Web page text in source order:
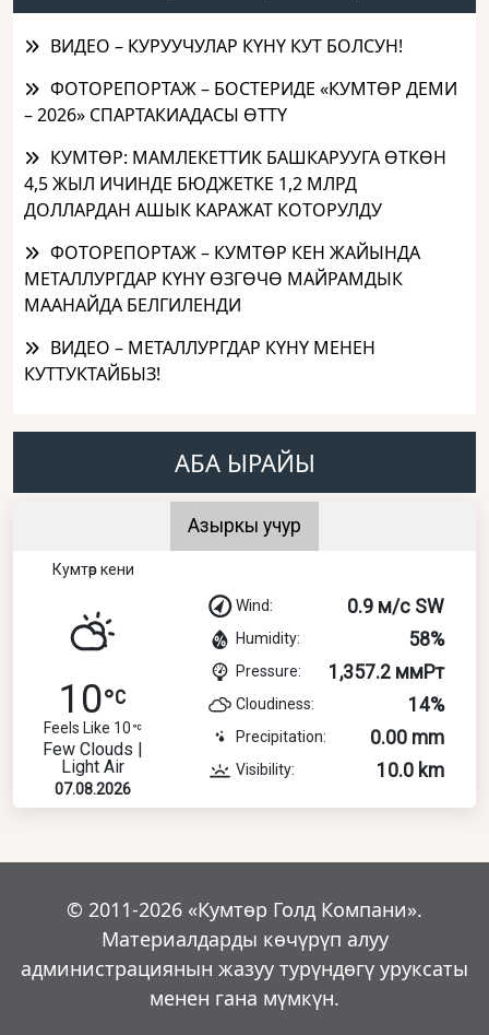
ВИДЕО – КУРУУЧУЛАР КҮНҮ КУТ БОЛСУН!
ФОТОРЕПОРТАЖ – БОСТЕРИДЕ «КУМТӨР ДЕМИ
– 2026» СПАРТАКИАДАСЫ ӨТТҮ
КУМТӨР: МАМЛЕКЕТТИК БАШКАРУУГА ӨТКӨН
4,5 ЖЫЛ ИЧИНДЕ БЮДЖЕТКЕ 1,2 МЛРД
ДОЛЛАРДАН АШЫК КАРАЖАТ КОТОРУЛДУ
ФОТОРЕПОРТАЖ – КУМТӨР КЕН ЖАЙЫНДА
МЕТАЛЛУРГДАР КҮНҮ ӨЗГӨЧӨ МАЙРАМДЫК
МААНАЙДА БЕЛГИЛЕНДИ
ВИДЕО – МЕТАЛЛУРГДАР КҮНҮ МЕНЕН
КУТТУКТАЙБЫЗ!
АБА ЫРАЙЫ
Азыркы учур
Кумтөр кени
10
Feels Like 10
Few Clouds |
Light Air
07.08.2026
Wind: 0.9 м/с SW
Humidity: 58%
Pressure: 1,357.2 ммРт
Cloudiness: 14%
Precipitation: 0.00 mm
Visibility: 10.0 km
© 2011-2026 «Кумтөр Голд Компани».
Материалдарды көчүрүп алуу
администрациянын жазуу турүндөгү уруксаты
менен гана мүмкүн.